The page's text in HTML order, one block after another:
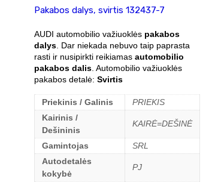
Pakabos dalys, svirtis 132437-7
AUDI automobilio važiuoklės pakabos
dalys . Dar niekada nebuvo taip paprasta
rasti ir nusipirkti reikiamas automobilio
pakabos dalis . Automobilio važiuoklės
pakabos detalė: Svirtis
Priekinis / Galinis
PRIEKIS
Kairinis /
Dešininis
KAIRĖ=DEŠINĖ
Gamintojas
SRL
Autodetalės
kokybė
PJ